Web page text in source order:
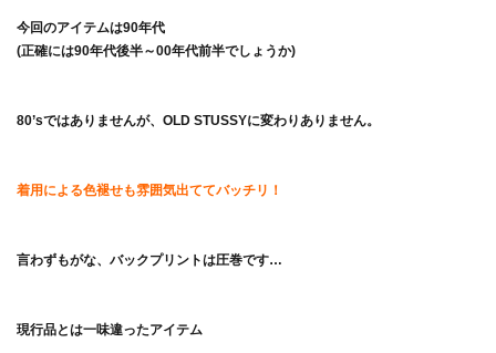
今回のアイテムは90年代
(正確には90年代後半～00年代前半でしょうか)
80’sではありませんが、OLD STUSSYに変わりありません。
着用による色褪せも雰囲気出ててバッチリ！
言わずもがな、バックプリントは圧巻です…
現行品とは一味違ったアイテム